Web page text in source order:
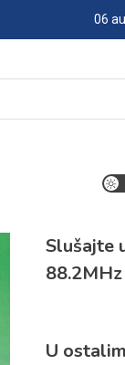
06
Slušajte
88.2MHz
U